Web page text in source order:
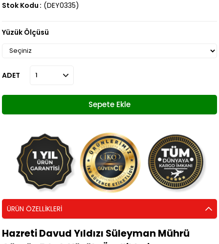
Stok Kodu (DEY0335)
Yüzük Ölçüsü
ADET
ÜRÜN ÖZELLIKLERI
Hazreti Davud Yıldızı Süleyman Mührü